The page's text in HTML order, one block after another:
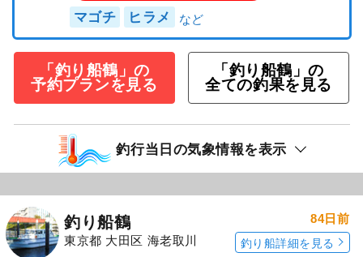
マゴチ ヒラメ
「釣り船鶴」の
予約プランを見る
「釣り船鶴」の
全ての釣果を見る
釣行当日の気象情報を表示
釣り船鶴
東京都 大田区 海老取川
84日前
釣り船詳細を見る